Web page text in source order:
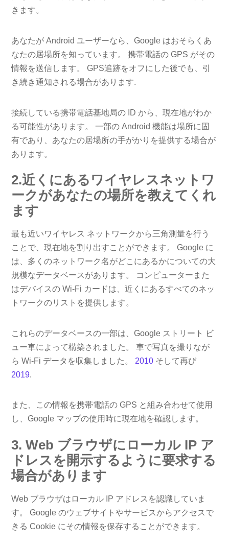
きます。
あなたが Android ユーザーなら、Google はおそらくあ
なたの居場所を知っています。 携帯電話の GPS がその
情報を送信します。 GPS追跡をオフにした後でも、引
き続き通知される場合があります.
接続している携帯電話基地局の ID から、現在地がわか
る可能性があります。 一部の Android 機能は場所に固
有であり、あなたの居場所の手がかりを提供する場合が
あります。
2.近くにあるワイヤレスネットワ
ークがあなたの場所を教えてくれ
ます
最も近いワイヤレス ネットワークから三角測量を行う
ことで、現在地を割り出すことができます。 Google に
は、多くのネットワーク名がどこにあるかについての大
規模なデータベースがあります。 コンピューターまた
はデバイスの Wi-Fi カードは、近くにあるすべてのネッ
トワークのリストを提供します。
これらのデータベースの一部は、Google ストリート ビ
ュー車によって構築されました。 車で写真を撮りなが
ら Wi-Fi データを収集しました。 2010 そして再び
2019.
また、この情報を携帯電話の GPS と組み合わせて使用​​
し、Google マップの使用時に現在地を確認します。
3. Web ブラウザにローカル IP ア
ドレスを開示するように要求する
場合があります
Web ブラウザはローカル IP アドレスを認識していま
す。 Google のウェブサイトやサービスからアクセスで
きる Cookie にその情報を保存することができます。